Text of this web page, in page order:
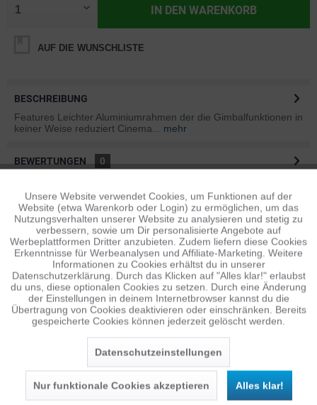
IN DEN WARENKORB
AUF DIE WUNSCHLISTE
BESCHREIBUNG
Features Leichter Aluminiumrahmen der die Gimbalfunktionen in
keiner Weise reduziert Cinema...
mehr
BEWERTUNGEN
0
ÄHNLICHE ARTIKEL
Diese Artikel sind dem Produkt ähnlich ...mehr
Persönliche Empfehlungen
Funktionale Aktiv
Tracking Inaktiv
Personalisierung Inaktiv
Service Inaktiv
Unsere Website verwendet Cookies, um Funktionen auf der
Website (etwa Warenkorb oder Login) zu ermöglichen, um das
Nutzungsverhalten unserer Website zu analysieren und stetig zu
verbessern, sowie um Dir personalisierte Angebote auf
Werbeplattformen Dritter anzubieten. Zudem liefern diese Cookies
Erkenntnisse für Werbeanalysen und Affiliate-Marketing. Weitere
Informationen zu Cookies erhältst du in unserer
Datenschutzerklärung. Durch das Klicken auf "Alles klar!" erlaubst
du uns, diese optionalen Cookies zu setzen. Durch eine Änderung
der Einstellungen in deinem Internetbrowser kannst du die
Übertragung von Cookies deaktivieren oder einschränken. Bereits
gespeicherte Cookies können jederzeit gelöscht werden.
Datenschutzeinstellungen
Nur funktionale Cookies akzeptieren Alles klar!